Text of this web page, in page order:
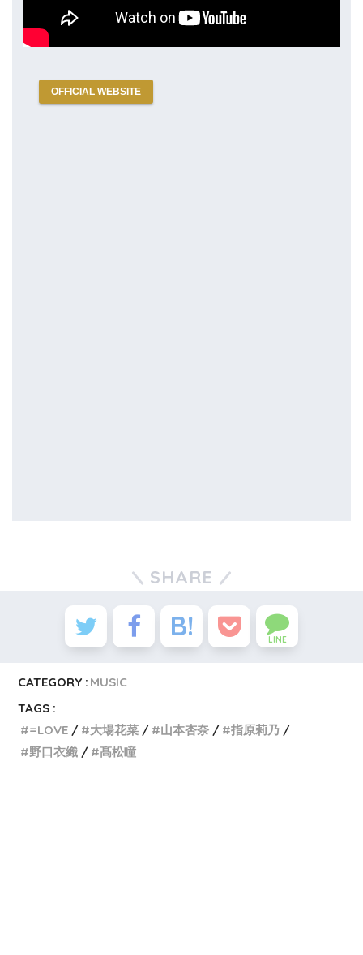
[youtube]
OFFICIAL WEBSITE
SHARE
LINE
CATEGORY : MUSIC
TAGS :
=LOVE
大場花菜 山本杏奈
指原莉乃
野口衣織
髙松瞳